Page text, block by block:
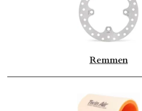
Remmen